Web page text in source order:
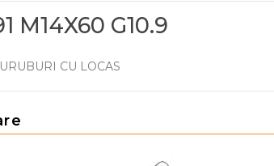
M14X60 G10.9
CU LOCAS